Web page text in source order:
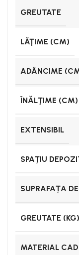
GREUTATE
LĂŢIME (CM)
ADÂNCIME
ÎNĂLŢIME (CM)
EXTENSIBIL
SPAȚIU
SUPRAFAȚA
GREUTATE (KG)
MATERIAL